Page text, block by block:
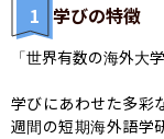
1 学びの特徴
「世界有数の海外大
学びにあわせた多彩
週間の短期海外語学